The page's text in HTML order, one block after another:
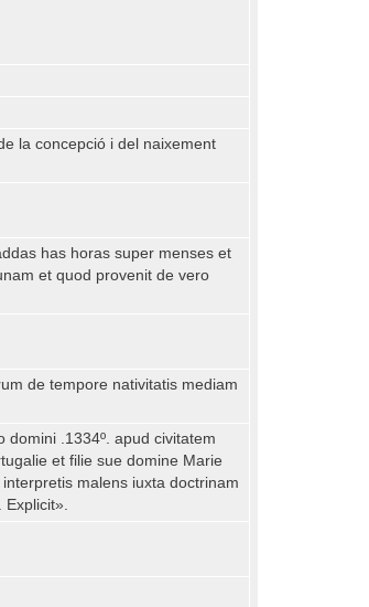
la concepció i del naixement
has horas super menses et
et quod provenit de vero
de tempore nativitatis mediam
domini .1334º. apud civitatem
et filie sue domine Marie
malens iuxta doctrinam
Explicit».